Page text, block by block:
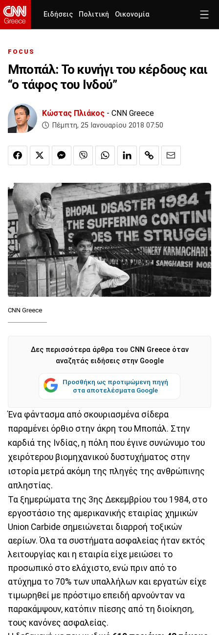
Ειδήσεις Πολιτική Οικονομία
FOCUS
Μποπάλ: Το κυνήγι του κέρδους και
“ο τάφος του Ινδού”
Κώστας Πλιάκος - CNN Greece
Πέμπτη, 25 Ιανουαρίου 2018 07:50
CNN Greece
Δες περισσότερα άρθρα του CNN Greece όταν
αναζητάς ειδήσεις στην Google
Προσθήκη ως προτιμώμενη πηγή
στα αποτελέσματα Google
Ένα φάντασμα από σκουριασμένα σίδερα
παραμένει όρθιο στην άκρη του Μποπάλ. Στην
καρδιά της Ινδίας, η πόλη που έγινε συνώνυμο του
χειρότερου βιομηχανικού δυστυχήματος στην
ιστορία μετρά ακόμη της πληγές της ανθρώπινης
απληστίας.
Τα ξημερώματα της 3ης Δεκεμβρίου του 1984, στο
εργοστάσιο της αμερικανικής εταιρίας χημικών
Union Carbide σημειώνεται διαρροή τοξικών
αερίων. Όλα τα συστήματα ασφαλείας ήταν εκτός
λειτουργίας και η εταιρία είχε μειώσει το
προσωπικό στο ελάχιστο, ενώ πριν από το
ατύχημα το 70% των υπαλλήλων και εργατών είχε
τιμωρηθεί με πρόστιμο επειδή αρνούνταν να
παρακάμψουν, κατόπιν πίεσης από τη διοίκηση,
τους κανόνες ασφαλείας.